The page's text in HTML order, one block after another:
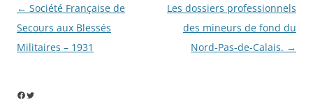
Navigation
des
articles
← Société Française de
Secours aux Blessés
Militaires – 1931
Les dossiers professionnels
des mineurs de fond du
Nord-Pas-de-Calais. →
Facebook
Twitter